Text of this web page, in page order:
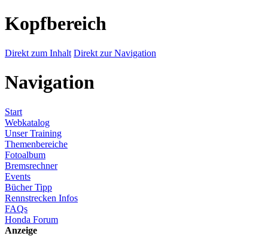
Kopfbereich
Direkt zum Inhalt Direkt zur Navigation
Navigation
Start
Webkatalog
Unser Training
Themenbereiche
Fotoalbum
Bremsrechner
Events
Bücher Tipp
Rennstrecken Infos
FAQs
Honda Forum
Anzeige